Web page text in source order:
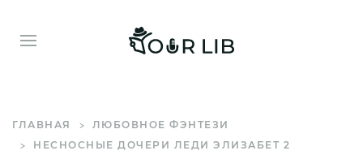
ГЛАВНАЯ
ЛЮБОВНОЕ ФЭНТЕЗИ
НЕСНОСНЫЕ ДОЧЕРИ ЛЕДИ ЭЛИЗАБЕТ 2